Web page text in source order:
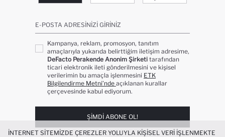
E-POSTA ADRESINIZI GIRINIZ
Kampanya, reklam, promosyon, tanıtım
amaçlarıyla yukarıda belirttiğim iletişim adresime,
DeFacto Perakende Anonim Şirketi tarafından
ticari elektronik ileti gönderilmesini ve kişisel
verilerimin bu amaçla işlenmesini ETK
Bilgilendirme Metni’nde açıklanan kurallar
çerçevesinde kabul ediyorum.
ŞIMDI ABONE OL!
İNTERNET SITEMIZDE ÇEREZLER YOLUYLA KIŞISEL VERI IŞLENMEKTE